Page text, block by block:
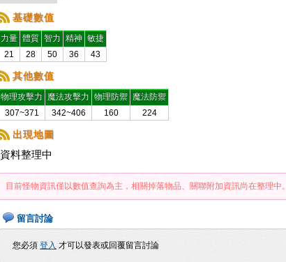
基礎數值
力量 體質 智力 精神 敏捷
21
28 50 36 43
其他數值
物理攻擊力 魔法攻擊力 物理防禦 魔法防禦
307~371
342~406 160 224
出現地圖
資料整理中
目前怪物資訊僅以數值查詢為主，相關掉落物品、關聯附加資訊尚在整理中。
留言討論
您必須 登入 才可以發表或回覆留言討論